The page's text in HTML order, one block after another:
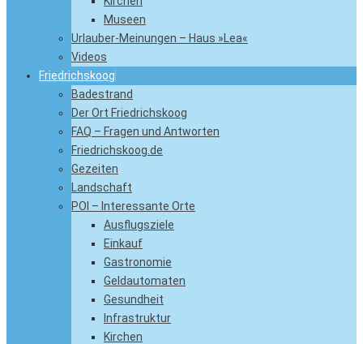
Museen
Urlauber-Meinungen – Haus »Lea«
Videos
Friedrichskoog
Badestrand
Der Ort Friedrichskoog
FAQ – Fragen und Antworten
Friedrichskoog.de
Gezeiten
Landschaft
POI – Interessante Orte
Ausflugsziele
Einkauf
Gastronomie
Geldautomaten
Gesundheit
Infrastruktur
Kirchen